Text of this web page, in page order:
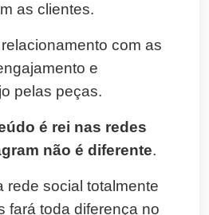
as clientes.
com as
e
pelas peças.
é rei nas redes
não é diferente.
rede social totalmente
fará toda diferença no